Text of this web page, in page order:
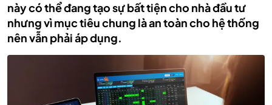
này có thể đang tạo sự bất tiện cho nhà đầu tư
nhưng vì mục tiêu chung là an toàn cho hệ thống
nên vẫn phải áp dụng.